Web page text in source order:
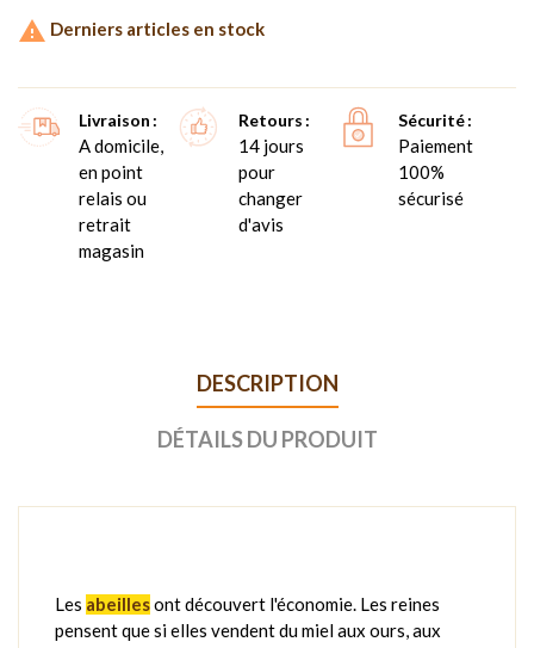
 Derniers articles en stock
Livraison
A domicile,
en point
relais ou
retrait
magasin
Retours
14 jours
pour
changer
d'avis
Sécurité
Paiement
100%
sécurisé
DESCRIPTION
DÉTAILS DU PRODUIT
Les abeillesont découvert l'économie. Les reines
pensent que si elles vendent du miel aux ours, aux